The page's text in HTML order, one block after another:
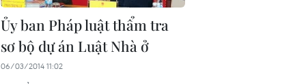
Ủy ban Pháp luật thẩm tra
sơ bộ dự án Luật Nhà ở
06/03/2014 11:02